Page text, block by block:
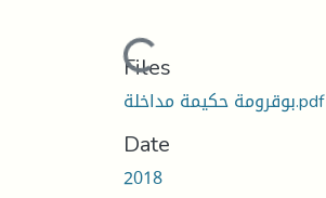
Loading...
Files
بوقرومة حكيمة مداخلة.pdf
Date
2018